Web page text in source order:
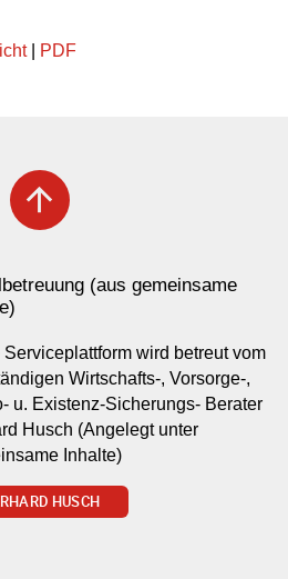
| PDF
arrow_upward
(aus gemeinsame
Serviceplattform wird betreut vom
Wirtschafts-, Vorsorge-,
u. Existenz-Sicherungs- Berater
Husch (Angelegt unter
Inhalte)
HUSCH